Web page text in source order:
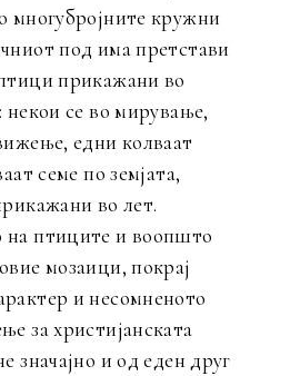
многубројните кружни
под има претстави
прикажани во
некои се во мирување,
едни колваат
семе по земјата,
во лет.
на птиците и воопшто
мозаици, покрај
и несомненото
за христијанската
значајно и од еден друг